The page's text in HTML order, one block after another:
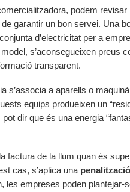
podem
garantir un bon servei. Una
d’electricitat per a
s’aconsegueixen preus
transparent.
s’associa a aparells o
equips produeixen un
dir que és una energia
factura de la llum quan és
cas, s’aplica una
les empreses poden plantejar-